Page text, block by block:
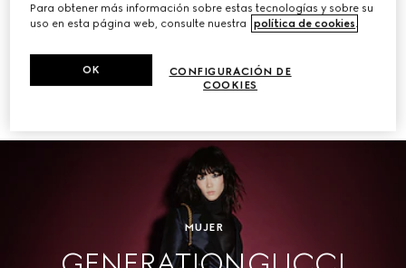
Hombre
MUJER
Para obtener más información sobre estas tecnologías y sobre su
uso en esta página web, consulte nuestra
política de cookies
CONFIGURACIÓN DE
COOKIES
OK